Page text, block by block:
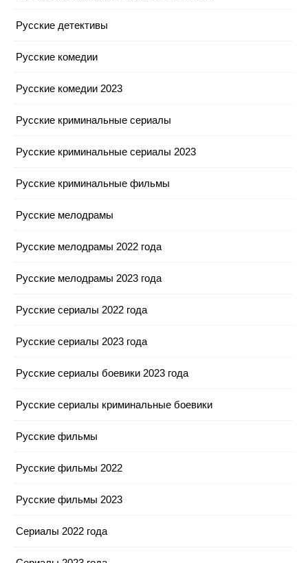
Русские детективы
Русские комедии
Русские комедии 2023
Русские криминальные сериалы
Русские криминальные сериалы 2023
Русские криминальные фильмы
Русские мелодрамы
Русские мелодрамы 2022 года
Русские мелодрамы 2023 года
Русские сериалы 2022 года
Русские сериалы 2023 года
Русские сериалы боевики 2023 года
Русские сериалы криминальные боевики
Русские фильмы
Русские фильмы 2022
Русские фильмы 2023
Сериалы 2022 года